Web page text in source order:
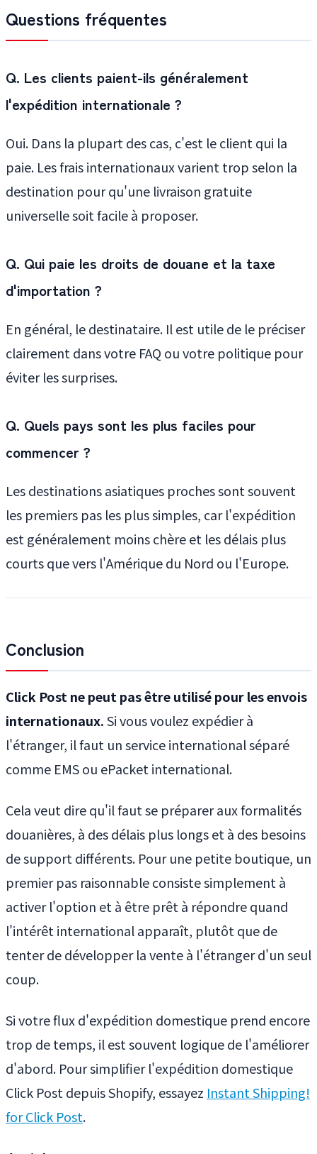
Questions fréquentes
Q. Les clients paient-ils généralement
l'expédition internationale ?
Oui. Dans la plupart des cas, c'est le client qui la
paie. Les frais internationaux varient trop selon la
destination pour qu'une livraison gratuite
universelle soit facile à proposer.
Q. Qui paie les droits de douane et la taxe
d'importation ?
En général, le destinataire. Il est utile de le préciser
clairement dans votre FAQ ou votre politique pour
éviter les surprises.
Q. Quels pays sont les plus faciles pour
commencer ?
Les destinations asiatiques proches sont souvent
les premiers pas les plus simples, car l'expédition
est généralement moins chère et les délais plus
courts que vers l'Amérique du Nord ou l'Europe.
Conclusion
Click Post ne peut pas être utilisé pour les envois
internationaux.Si vous voulez expédier à
l'étranger, il faut un service international séparé
comme EMS ou ePacket international.
Cela veut dire qu'il faut se préparer aux formalités
douanières, à des délais plus longs et à des besoins
de support différents. Pour une petite boutique, un
premier pas raisonnable consiste simplement à
activer l'option et à être prêt à répondre quand
l'intérêt international apparaît, plutôt que de
tenter de développer la vente à l'étranger d'un seul
coup.
Si votre flux d'expédition domestique prend encore
trop de temps, il est souvent logique de l'améliorer
d'abord. Pour simplifier l'expédition domestique
Click Post depuis Shopify, essayez Instant Shipping!
for Click Post.